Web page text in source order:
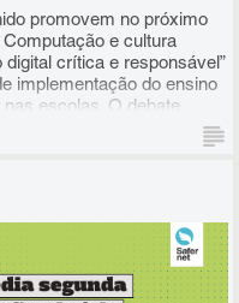
promovem no próximo
e cultura
crítica e responsável”
implementação do ensino
escolas. O debate
maio.